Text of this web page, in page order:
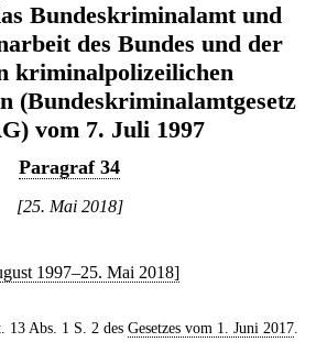
Bundeskriminalamt und
des Bundes und der
kriminalpolizeilichen
(Bundeskriminalamtgesetz
vom 7. Juli 1997
Paragraf 34
[25. Mai 2018]
1997–25. Mai 2018]
13 Abs. 1 S. 2 des Gesetzes vom 1. Juni 2017.